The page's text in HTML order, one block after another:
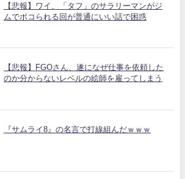
【悲報】ワイ、「タフ」のサラリーマンがジ
ムでボコられる回が普通にいい話で困惑
【悲報】FGOさん、遂になぜ仕事を依頼した
のか分からないレベルの絵師を雇ってしまう
『サムライ8』の名言で打線組んだｗｗｗ